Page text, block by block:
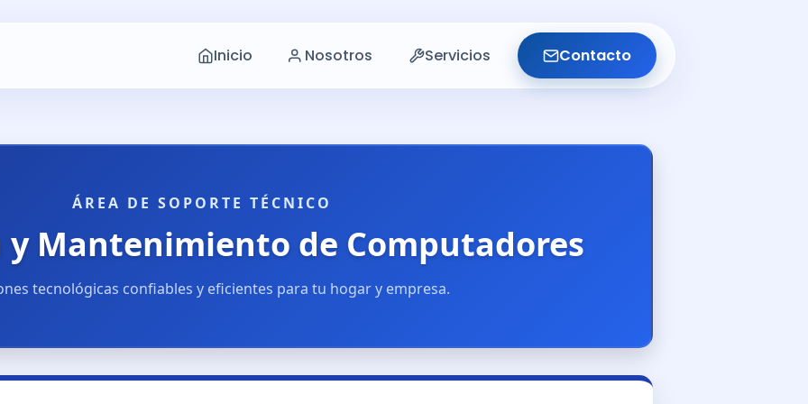
Inicio Nosotros Servicios Contacto
ÁREA DE SOPORTE TÉCNICO
y Mantenimiento de Computadores
tecnológicas confiables y eficientes para tu hogar y empresa.